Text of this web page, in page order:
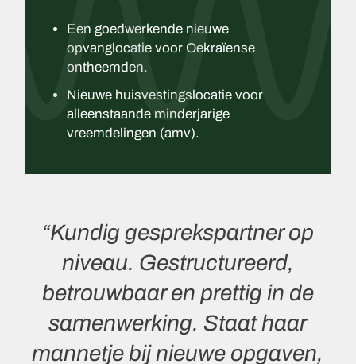
Een goedwerkende nieuwe
opvanglocatie voor Oekraïense
ontheemden.
Nieuwe huisvestingslocatie voor
alleenstaande minderjarige
vreemdelingen (amv).
“Kundig gesprekspartner op
niveau. Gestructureerd,
betrouwbaar en prettig in de
samenwerking. Staat haar
mannetje bij nieuwe opgaven,